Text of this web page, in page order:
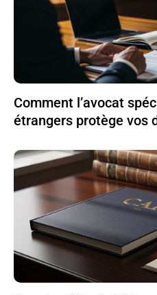
Comment l’avocat
étrangers protège vos